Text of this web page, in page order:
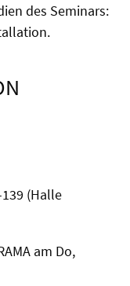
des Seminars:
(Halle
am Do,